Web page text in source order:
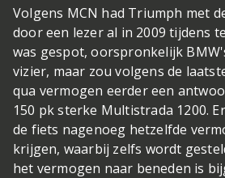
Volgens MCN had Triumph met
door een lezer al in 2009 tijdens
was gespot, oorspronkelijk
vizier, maar zou volgens de
qua vermogen eerder een
150 pk sterke Multistrada 1200.
de fiets nagenoeg hetzelfde
krijgen, waarbij zelfs wordt
het vermogen naar beneden is